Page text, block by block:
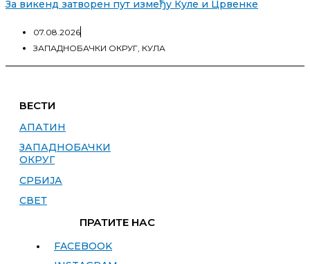
За викенд затворен пут између Куле и Црвенке
07.08.2026
ЗАПАДНОБАЧКИ ОКРУГ, КУЛА
ВЕСТИ
АПАТИН
ЗАПАДНОБАЧКИ
ОКРУГ
СРБИЈА
СВЕТ
ПРАТИТЕ НАС
FACEBOOK